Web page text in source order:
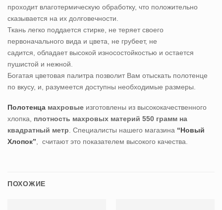
проходит влаготермическую обработку, что положительно
сказывается на их долговечности.
Ткань легко поддается стирке, не теряет своего
первоначального вида и цвета, не грубеет, не
садится, обладает высокой износостойкостью и остается
пушистой и нежной.
Богатая цветовая палитра позволит Вам отыскать полотенце
по вкусу, и, разумеется доступны необходимые размеры.
Полотенца махровые изготовлены из высококачественного
хлопка, плотность махровых материй 550 грамм на
квадратный метр. Специалисты нашего магазина “Новый
Хлопок”, считают это показателем высокого качества.
ПОХОЖИЕ